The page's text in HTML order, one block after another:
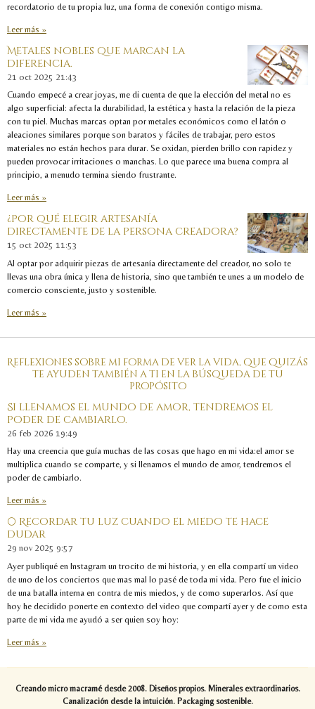
recordatorio de tu propia luz, una forma de conexión contigo misma.
Leer más »
Metales nobles que marcan la
diferencia.
21 oct 2025 21:43
Cuando empecé a crear joyas, me di cuenta de que la elección del metal no es
algo superficial: afecta la durabilidad, la estética y hasta la relación de la pieza
con tu piel. Muchas marcas optan por metales económicos como el latón o
aleaciones similares porque son baratos y fáciles de trabajar, pero estos
materiales no están hechos para durar. Se oxidan, pierden brillo con rapidez y
pueden provocar irritaciones o manchas. Lo que parece una buena compra al
principio, a menudo termina siendo frustrante.
Leer más »
¿Por qué elegir artesanía
directamente de la persona creadora?
15 oct 2025 11:53
Al optar por adquirir piezas de artesanía directamente del creador, no solo te
llevas una obra única y llena de historia, sino que también te unes a un modelo de
comercio consciente, justo y sostenible.
Leer más »
Reflexiones sobre mi forma de ver la vida, que quizás
te ayuden también a ti en la búsqueda de tu
propósito
Si llenamos el mundo de amor, tendremos el
poder de cambiarlo.
26 feb 2026 19:49
Hay una creencia que guía muchas de las cosas que hago en mi vida:el amor se
multiplica cuando se comparte, y si llenamos el mundo de amor, tendremos el
poder de cambiarlo.
Leer más »
🌕 Recordar tu luz cuando el miedo te hace
dudar
29 nov 2025 9:57
Ayer publiqué en Instagram un trocito de mi historia, y en ella compartí un video
de uno de los conciertos que mas mal lo pasé de toda mi vida. Pero fue el inicio
de una batalla interna en contra de mis miedos, y de como superarlos. Así que
hoy he decidido ponerte en contexto del video que compartí ayer y de como esta
parte de mi vida me ayudó a ser quien soy hoy:
Leer más »
Creando micro macramé desde 2008. Diseños propios. Minerales extraordinarios.
Canalización desde la intuición. Packaging sostenible.